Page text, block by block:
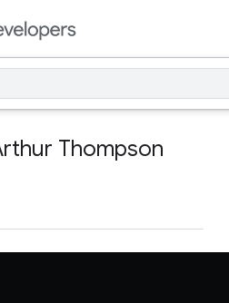
Thompson